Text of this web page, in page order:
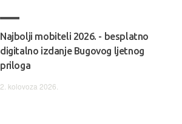
Najbolji mobiteli 2026. - besplatno
digitalno izdanje Bugovog ljetnog
priloga
2. kolovoza 2026.